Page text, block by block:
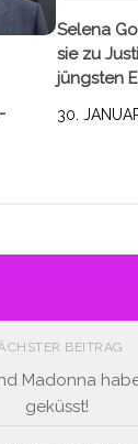
Selena
sie zu
jüngsten
30.
BEITRAG
Madonna
geküsst!